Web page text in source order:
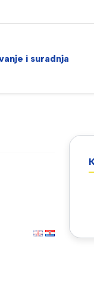
i suradnja